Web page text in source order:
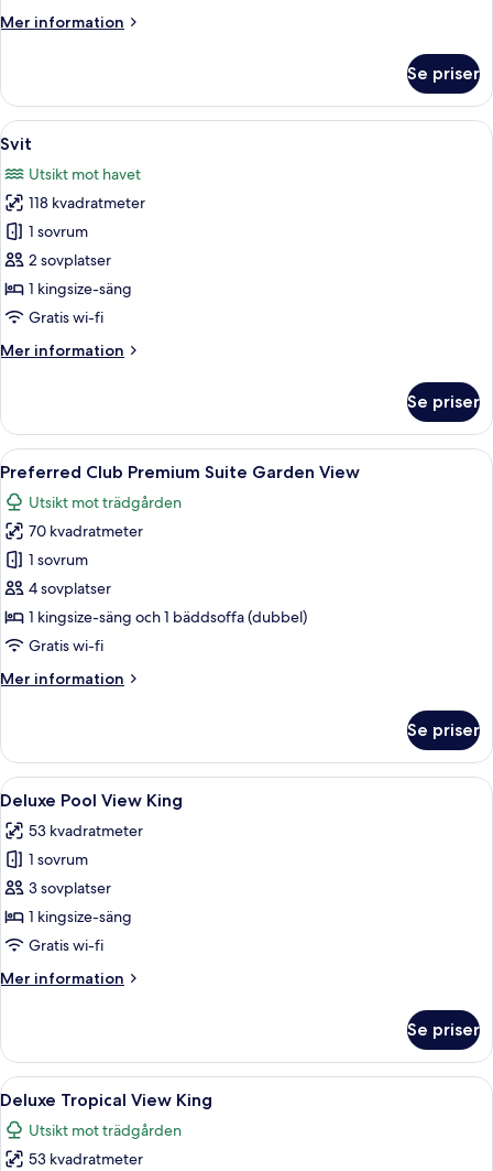
View
Mer information
Mer
Club
Deluxe
Pool
Double
Se priser
Öppna
alla
foton
för
Svit
Ett modernt hotellrum med en stor
4
Svit
Utsikt mot havet
118 kvadratmeter
1 sovrum
2 sovplatser
1 kingsize-säng
Gratis wi-fi
Mer information
Mer
Se priser
Öppna
alla
foton
för
Preferred
Club
Premium
Suite
View
Ett modernt vardagsrum med en
4
Preferred Club Premium Suite Garden View
Utsikt mot trädgården
70 kvadratmeter
1 sovrum
4 sovplatser
1 kingsize-säng och 1 bäddsoffa (dubbel)
Gratis wi-fi
Mer information
Mer
Club
Premium
Suite
View
Se priser
Öppna
alla
foton
för
Deluxe
Pool
View
Ett hotellrum med en säng, ett
3
Deluxe Pool View King
53 kvadratmeter
1 sovrum
3 sovplatser
1 kingsize-säng
Gratis wi-fi
Mer information
Mer
Pool
View
King
Se priser
Öppna
alla
foton
för
Ett hotellrum med en säng, ett
3
Deluxe Tropical View King
Utsikt mot trädgården
53 kvadratmeter